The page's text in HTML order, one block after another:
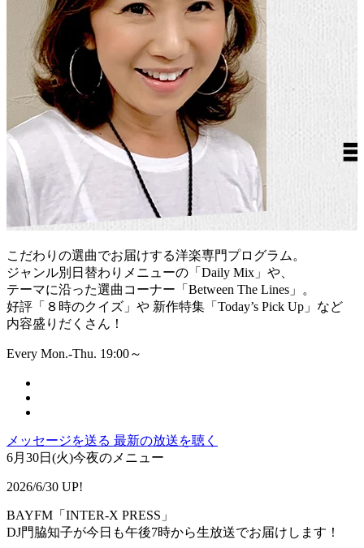
こだわりの選曲でお届けする洋楽専門プログラム。
ジャンル別日替わりメニューの「Daily Mix」や、
テーマに沿った選曲コーナー「Between The Lines」。
好評「８時のクイズ」や 新作特集「Today’s Pick Up」など
内容盛りだくさん！
Every Mon.-Thu. 19:00～
メッセージを送る 最新の放送を聴く
6月30日(火)今夜のメニュー
2026/6/30 UP!
BAYFM「INTER-X PRESS」
DJ門脇知子が今日も午後7時から生放送でお届けします！